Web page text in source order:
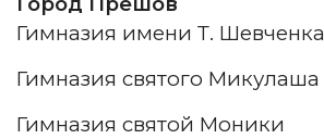
Гимназия имени Т. Шевченка
Гимназия святого Микулаша
Гимназия святой Моники